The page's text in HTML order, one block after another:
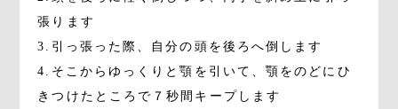
張ります
3.引っ張った際、自分の頭を後ろへ倒します
4.そこからゆっくりと顎を引いて、顎をのどにひ
きつけたところで７秒間キープします